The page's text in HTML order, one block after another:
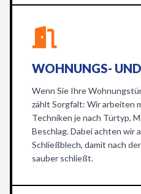
WOHNUNGS-
Wenn Sie Ihre
zählt Sorgfalt: Wir arbeiten
Techniken je nach Türtyp,
Beschlag. Dabei achten wir
Schließblech, damit nach
sauber schließt.